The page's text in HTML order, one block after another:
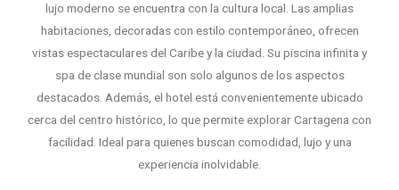
lujo moderno se encuentra con la cultura local. Las amplias
habitaciones, decoradas con estilo contemporáneo, ofrecen
vistas espectaculares del Caribe y la ciudad. Su piscina infinita y
spa de clase mundial son solo algunos de los aspectos
destacados. Además, el hotel está convenientemente ubicado
cerca del centro histórico, lo que permite explorar Cartagena con
facilidad. Ideal para quienes buscan comodidad, lujo y una
experiencia inolvidable.